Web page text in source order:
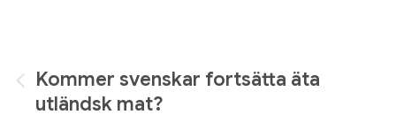
Inläggsnavigering
Kommer svenskar fortsätta äta
utländsk mat?